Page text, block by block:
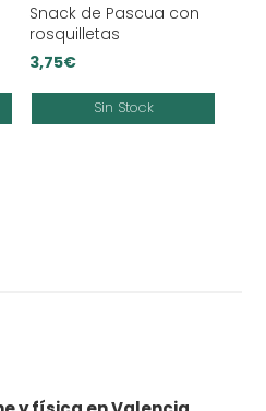
Snack de Pascua con
rosquilletas
3,75€
Sin Stock